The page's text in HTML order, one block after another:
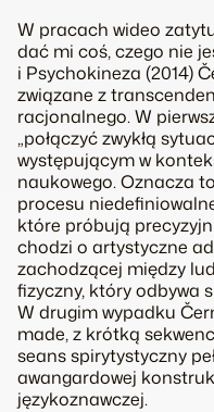
W pracach wideo
dać mi coś, czego nie
i Psychokineza (2014)
związane z
racjonalnego. W
„połączyć zwykłą
występującym w
naukowego. Oznacza
procesu
które próbują
chodzi o artystyczne
zachodzącej między
fizyczny, który odbywa
W drugim wypadku
made, z krótką
seans spirytystyczny
awangardowej
językoznawczej.